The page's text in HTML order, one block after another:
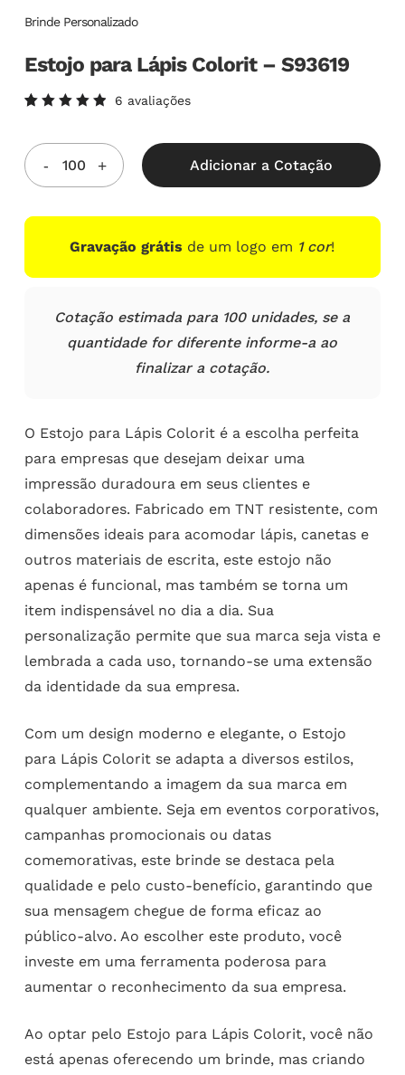
Brinde Personalizado
Estojo para Lápis Colorit – S93619
5.00de
5, com
baseado
em
clientes
6 avaliações
Adicionar a Cotação
Gravação grátis de um logo em 1 cor!
Cotação estimada para 100 unidades, se a
quantidade for diferente informe-a ao
finalizar a cotação.
O Estojo para Lápis Colorit é a escolha perfeita
para empresas que desejam deixar uma
impressão duradoura em seus clientes e
colaboradores. Fabricado em TNT resistente, com
dimensões ideais para acomodar lápis, canetas e
outros materiais de escrita, este estojo não
apenas é funcional, mas também se torna um
item indispensável no dia a dia. Sua
personalização permite que sua marca seja vista e
lembrada a cada uso, tornando-se uma extensão
da identidade da sua empresa.
Com um design moderno e elegante, o Estojo
para Lápis Colorit se adapta a diversos estilos,
complementando a imagem da sua marca em
qualquer ambiente. Seja em eventos corporativos,
campanhas promocionais ou datas
comemorativas, este brinde se destaca pela
qualidade e pelo custo-benefício, garantindo que
sua mensagem chegue de forma eficaz ao
público-alvo. Ao escolher este produto, você
investe em uma ferramenta poderosa para
aumentar o reconhecimento da sua empresa.
Ao optar pelo Estojo para Lápis Colorit, você não
está apenas oferecendo um brinde, mas criando